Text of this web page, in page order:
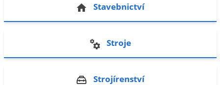
Stavebnictví
Stroje
Strojírenství